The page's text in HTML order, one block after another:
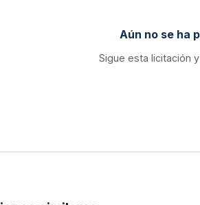
Aún no se ha
Sigue esta licitación